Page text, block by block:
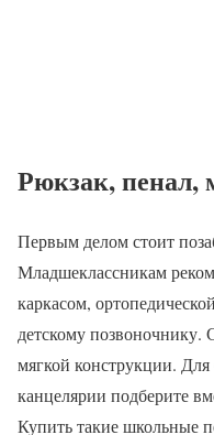
Рюкзак, пенал,
Первым делом стоит
Младшеклассникам
каркасом,
детскому
мягкой конструкции.
канцелярии подберите
Купить такие школьные